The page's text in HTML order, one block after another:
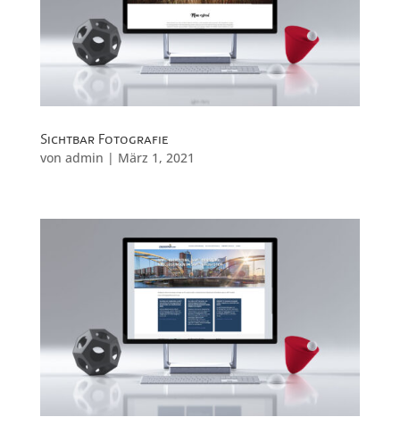
Sichtbar Fotografie
von admin | März 1, 2021